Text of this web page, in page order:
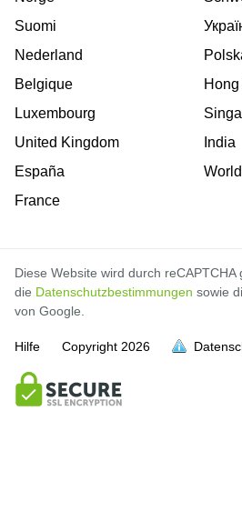
Suomi
Nederland
Belgique
Luxembourg
United Kingdom
España
France
India
Diese Website wird durch
die Datenschutzbestimmungen sowie
von Google.
Hilfe Copyright 2026